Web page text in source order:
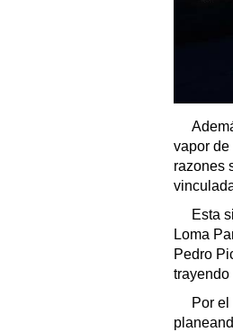
vapor de
razones
Esta
Loma
Pedro
trayendo
Por